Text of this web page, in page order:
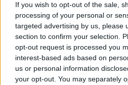
If you wish to opt-out of the sale,
processing of your personal or
targeted advertising by us, please
section to confirm your selection.
opt-out request is processed you
interest-based ads based on
us or personal information
your opt-out. You may separately
Ο πραγματικός
γυναίκες έχουν
03